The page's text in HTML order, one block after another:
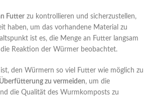
Futter zu kontrollieren und sicherzustellen,
haben, um das vorhandene Material zu
ist es, die Menge an Futter langsam
Reaktion der Würmer beobachtet.
den Würmern so viel Futter wie möglich zu
zu vermeiden, um die
die Qualität des Wurmkomposts zu